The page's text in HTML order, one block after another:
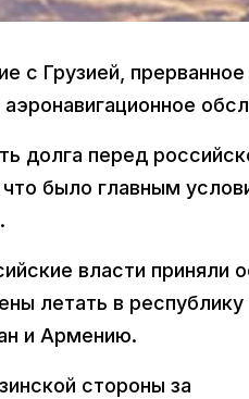
с Грузией,
долга перед
что было главным
власти приняли
летать в республику
и Армению.
стороны за